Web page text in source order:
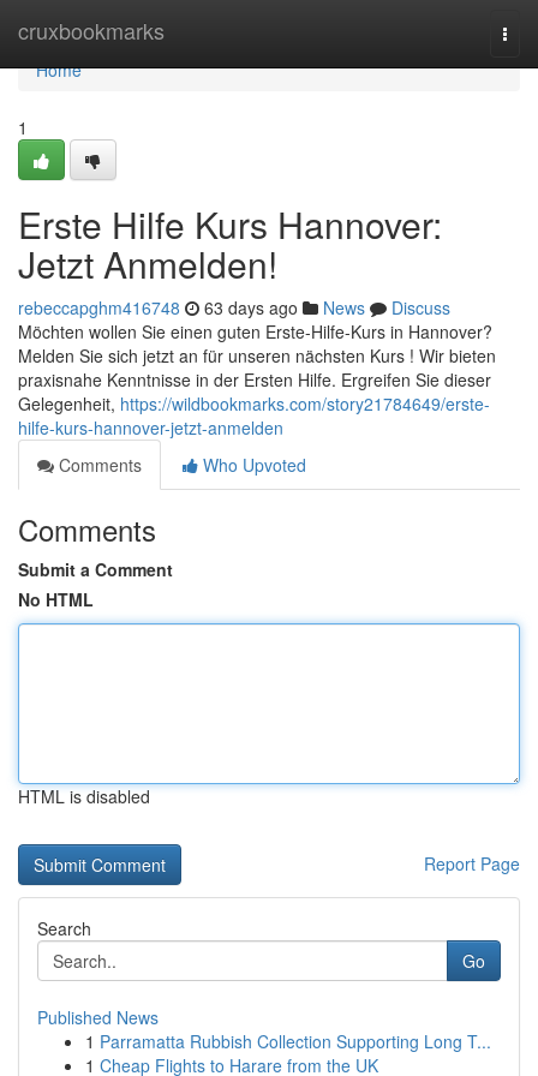
cruxbookmarks
Home
Home
1
Erste Hilfe Kurs Hannover:
Jetzt Anmelden!
rebeccapghm416748 63 days ago News
Discuss
Möchten wollen Sie einen guten Erste-Hilfe-Kurs in Hannover?
Melden Sie sich jetzt an für unseren nächsten Kurs ! Wir bieten
praxisnahe Kenntnisse in der Ersten Hilfe. Ergreifen Sie dieser
Gelegenheit, https://wildbookmarks.com/story21784649/erste-
hilfe-kurs-hannover-jetzt-anmelden
Comments
Who Upvoted
Comments
Submit a Comment
No HTML
HTML is disabled
Report Page
Search
Go
Published News
1 Parramatta Rubbish Collection Supporting Long T...
1 Cheap Flights to Harare from the UK